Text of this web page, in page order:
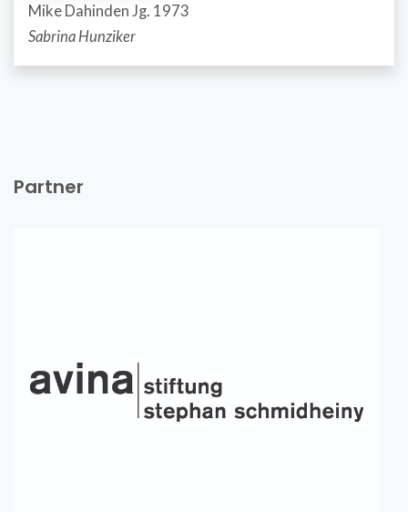
Mike Dahinden Jg. 1973
Sabrina Hunziker
Partner